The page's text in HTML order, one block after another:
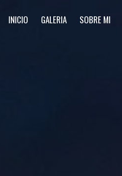
INICIO GALERIA SOBRE MI